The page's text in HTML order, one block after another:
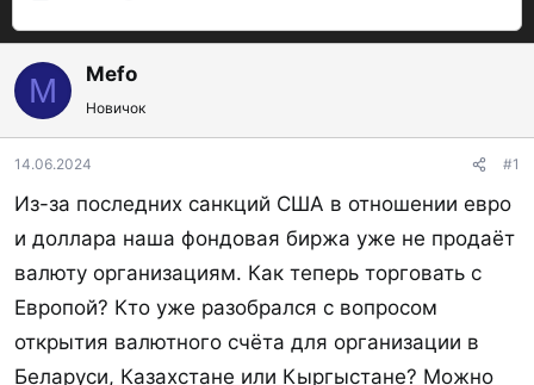
т
о
р
т
е
м
ы
т
н
а
а
л
о
о
р
ы
M Mefo
Новичок
14.06.2024 #1
Из-за последних санкций США в отношении евро
и доллара наша фондовая биржа уже не продаёт
валюту организациям. Как теперь торговать с
Европой? Кто уже разобрался с вопросом
открытия валютного счёта для организации в
Беларуси, Казахстане или Кыргыстане? Можно